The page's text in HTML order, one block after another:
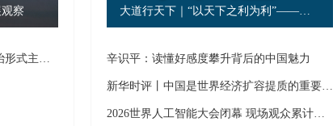
察
为基层减负 促实干担当——《整治形式主义为基层减负若干规定》出台两周年观察
大道行天下｜“以天下之利为利”——中国元首外交的世界情怀与大国气派
辛识平：读懂好感度攀升背后的中国魅力
新华时评丨中国是世界经济扩容提质的重要引擎
2026世界人工智能大会闭幕 现场观众累计超40万人次